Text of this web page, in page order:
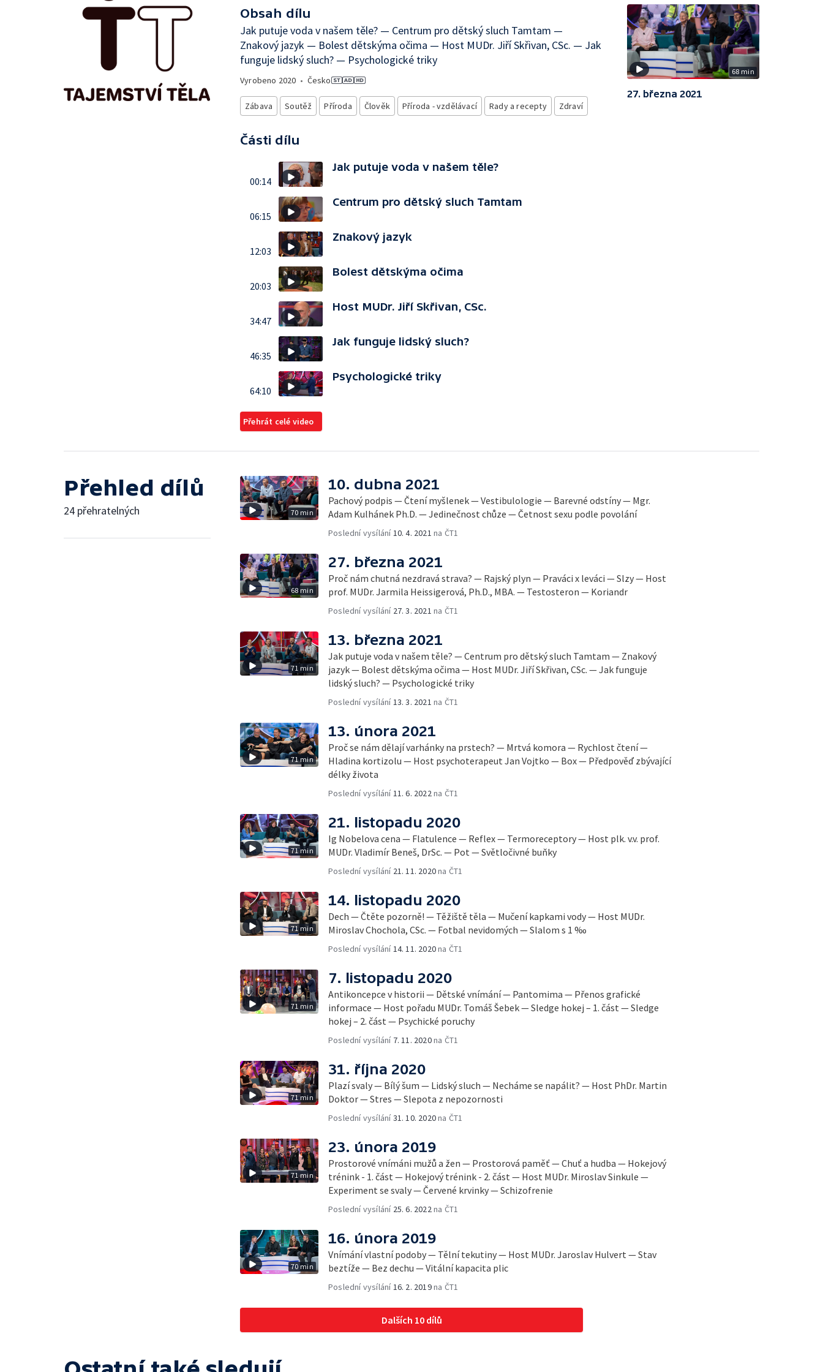
Obsah dílu
Jak putuje voda v našem těle? — Centrum pro dětský sluch Tamtam —
Znakový jazyk — Bolest dětskýma očima — Host MUDr. Jiří Skřivan, CSc. — Jak
funguje lidský sluch? — Psychologické triky
Vyrobeno 2020 • Česko
Zábava Soutěž Příroda Člověk Příroda - vzdělávací Rady a recepty Zdraví
Části dílu
00:14
Jak putuje voda v našem těle?
06:15
Centrum pro dětský sluch Tamtam
12:03
Znakový jazyk
20:03
Bolest dětskýma očima
34:47
Host MUDr. Jiří Skřivan, CSc.
46:35
Jak funguje lidský sluch?
64:10
Psychologické triky
Přehrát celé video
68 min
27. března 2021
Přehled dílů
24 přehratelných 70 min
10. dubna 2021
Pachový podpis — Čtení myšlenek — Vestibulologie — Barevné odstíny — Mgr.
Adam Kulhánek Ph.D. — Jedinečnost chůze — Četnost sexu podle povolání
Poslední vysílání10. 4. 2021 na ČT1
68 min
27. března 2021
Proč nám chutná nezdravá strava? — Rajský plyn — Praváci x leváci — Slzy — Host
prof. MUDr. Jarmila Heissigerová, Ph.D., MBA. — Testosteron — Koriandr
Poslední vysílání 27. 3. 2021 na ČT1
71 min
13. března 2021
Jak putuje voda v našem těle? — Centrum pro dětský sluch Tamtam — Znakový
jazyk — Bolest dětskýma očima — Host MUDr. Jiří Skřivan, CSc. — Jak funguje
lidský sluch? — Psychologické triky
Poslední vysílání13. 3. 2021 na ČT1
71 min
13. února 2021
Proč se nám dělají varhánky na prstech? — Mrtvá komora — Rychlost čtení —
Hladina kortizolu — Host psychoterapeut Jan Vojtko — Box — Předpověď zbývající
délky života
Poslední vysílání11. 6. 2022na ČT1
71 min
21. listopadu 2020
Ig Nobelova cena — Flatulence — Reflex — Termoreceptory — Host plk. v.v. prof.
MUDr. Vladimír Beneš, DrSc. — Pot — Světločivné buňky
Poslední vysílání 21. 11. 2020na ČT1
71 min
14. listopadu 2020
Dech — Čtěte pozorně! — Těžiště těla — Mučení kapkami vody — Host MUDr.
Miroslav Chochola, CSc. — Fotbal nevidomých — Slalom s 1 ‰
Poslední vysílání14. 11. 2020na ČT1
71 min
7. listopadu 2020
Antikoncepce v historii — Dětské vnímání — Pantomima — Přenos grafické
informace — Host pořadu MUDr. Tomáš Šebek — Sledge hokej – 1. část — Sledge
hokej – 2. část — Psychické poruchy
Poslední vysílání 7. 11. 2020na ČT1
71 min
31. října 2020
Plazí svaly — Bílý šum — Lidský sluch — Necháme se napálit? — Host PhDr. Martin
Doktor — Stres — Slepota z nepozornosti
Poslední vysílání31. 10. 2020na ČT1
71 min
23. února 2019
Prostorové vnímáni mužů a žen — Prostorová paměť — Chuť a hudba — Hokejový
trénink - 1. část — Hokejový trénink - 2. část — Host MUDr. Miroslav Sinkule —
Experiment se svaly — Červené krvinky — Schizofrenie
Poslední vysílání 25. 6. 2022na ČT1
70 min
16. února 2019
Vnímání vlastní podoby — Tělní tekutiny — Host MUDr. Jaroslav Hulvert — Stav
beztíže — Bez dechu — Vitální kapacita plic
Poslední vysílání16. 2. 2019na ČT1
Dalších 10 dílů